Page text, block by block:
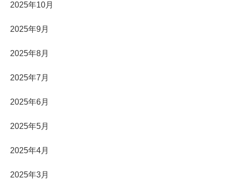
2025年10月
2025年9月
2025年8月
2025年7月
2025年6月
2025年5月
2025年4月
2025年3月